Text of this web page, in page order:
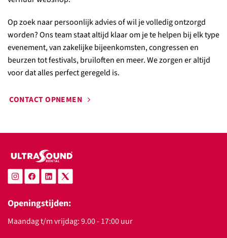
Op zoek naar persoonlijk advies of wil je volledig ontzorgd
worden? Ons team staat altijd klaar om je te helpen bij elk type
evenement, van zakelijke bijeenkomsten, congressen en
beurzen tot festivals, bruiloften en meer. We zorgen er altijd
voor dat alles perfect geregeld is.
CONTACT OPNEMEN
Openingstijden:
Maandag t/m vrijdag: 9.00 - 17:00 uur